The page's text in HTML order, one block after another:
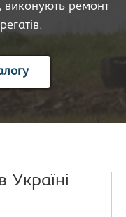
виконують ремонт
Україні